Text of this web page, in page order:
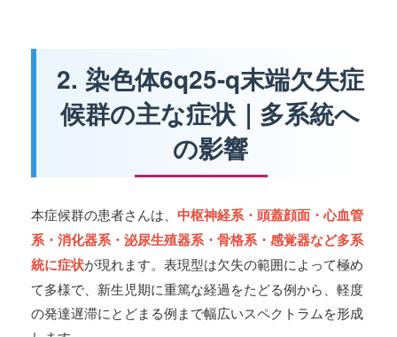
2. 染色体6q25-q末端欠失症
候群の主な症状｜多系統へ
の影響
本症候群の患者さんは、 中枢神経系・頭蓋顔面・心血管
系・消化器系・泌尿生殖器系・骨格系・感覚器など多系
統に症状が現れます。表現型は欠失の範囲によって極め
て多様で、新生児期に重篤な経過をたどる例から、軽度
の発達遅滞にとどまる例まで幅広いスペクトラムを形成